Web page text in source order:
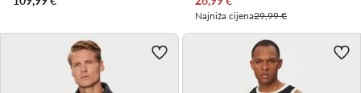
Najniža cijena29,99 €